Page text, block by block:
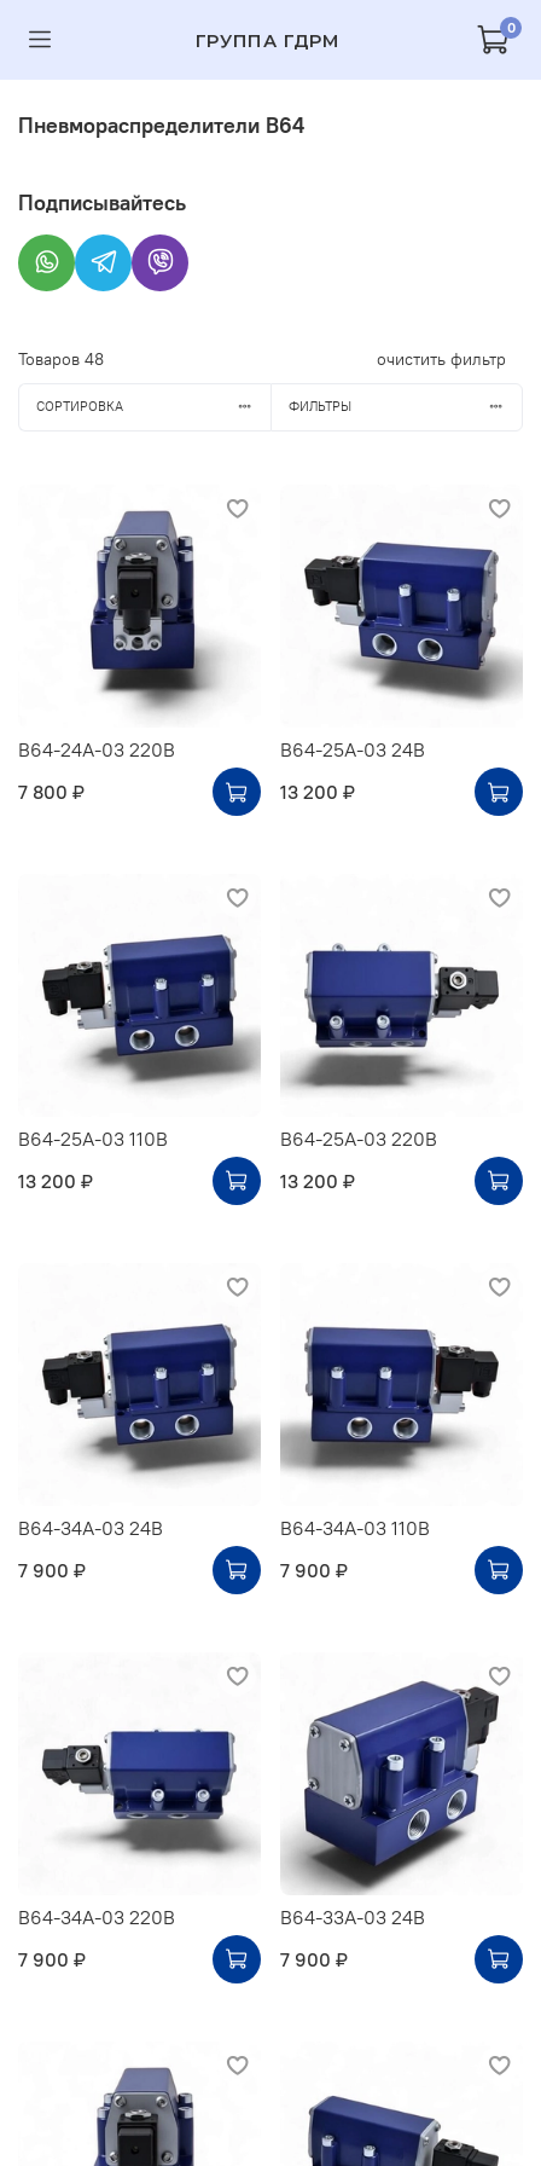
ГРУППА ГДРМ
0
Пневмораспределители В64
Товаров 48 очистить фильтр
СОРТИРОВКА ФИЛЬТРЫ
В64-24А-03 220В
7 800 ₽
В64-25А-03 24В
13 200 ₽
В64-25А-03 110В
13 200 ₽
В64-25А-03 220В
13 200 ₽
В64-34А-03 24В
7 900 ₽
В64-34А-03 110В
7 900 ₽
В64-34А-03 220В
7 900 ₽
В64-33А-03 24В
7 900 ₽
Подписывайтесь